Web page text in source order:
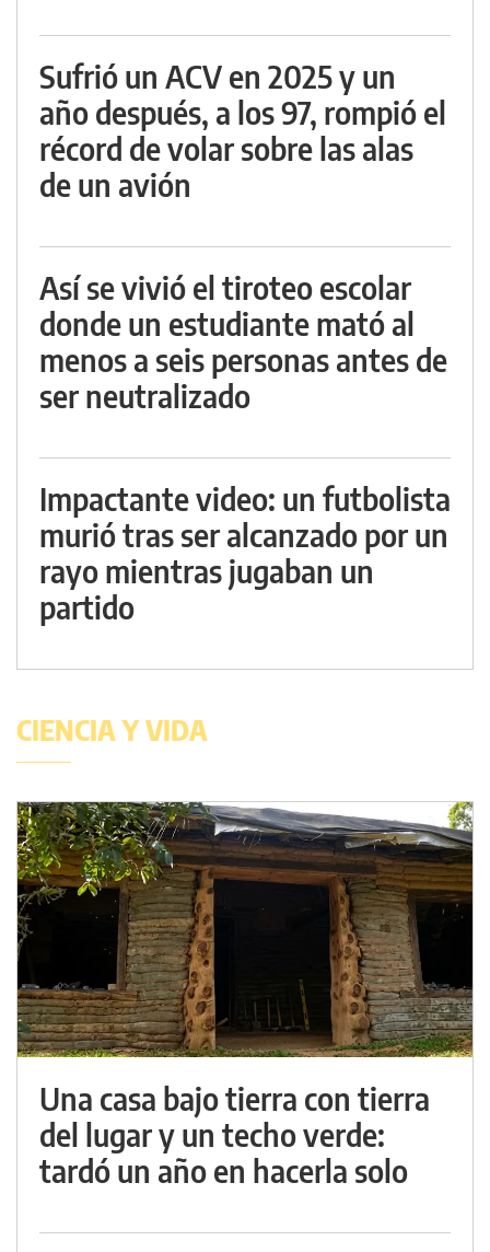
Sufrió un ACV en 2025 y un
año después, a los 97, rompió el
récord de volar sobre las alas
de un avión
Así se vivió el tiroteo escolar
donde un estudiante mató al
menos a seis personas antes de
ser neutralizado
Impactante video: un futbolista
murió tras ser alcanzado por un
rayo mientras jugaban un
partido
CIENCIA Y VIDA
Una casa bajo tierra con tierra
del lugar y un techo verde:
tardó un año en hacerla solo